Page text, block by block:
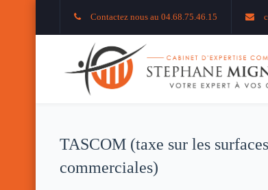
Contactez nous au 04.68.75.46.15
TASCOM (taxe sur les surfaces
commerciales)